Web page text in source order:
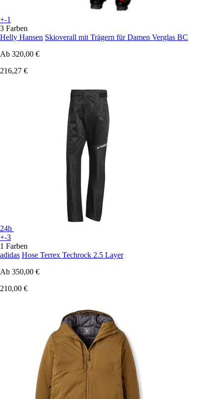
+-1
3 Farben
Helly Hansen Skioverall mit Trägern für Damen Verglas BC
Ab 320,00 €
216,27 €
24h
+-3
1 Farben
adidas Hose Terrex Techrock 2.5 Layer
Ab 350,00 €
210,00 €